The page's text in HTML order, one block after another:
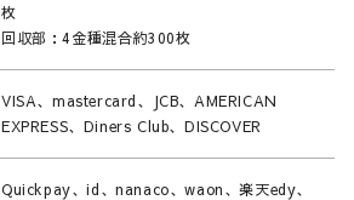
枚
回収部：4金種混合約300枚
VISA、mastercard、JCB、AMERICAN
EXPRESS、Diners Club、DISCOVER
Quickpay、id、nanaco、waon、楽天edy、